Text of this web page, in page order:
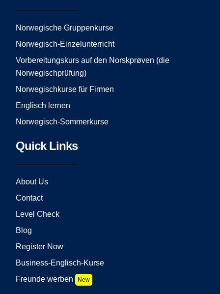
o
o
g
r
m
e
Norwegische Gruppenkurse
Norwegisch-Einzelunterricht
Vorbereitungskurs auf den Norskprøven (die
Norwegischprüfung)
Norwegischkurse für Firmen
Englisch lernen
Norwegisch-Sommerkurse
Quick Links
About Us
Contact
Level Check
Blog
Register Now
Business-Englisch-Kurse
Freunde werben
New